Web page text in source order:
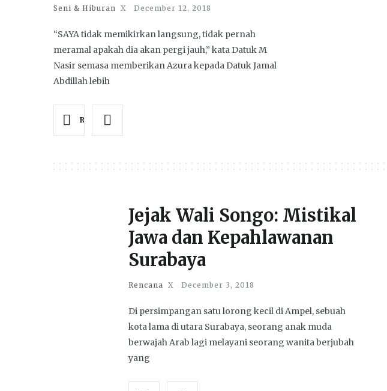
Seni & Hiburan X December 12, 2018
“SAYA tidak memikirkan langsung, tidak pernah
meramal apakah dia akan pergi jauh,” kata Datuk M
Nasir semasa memberikan Azura kepada Datuk Jamal
Abdillah lebih
Read more
Jejak Wali Songo: Mistikal
Jawa dan Kepahlawanan
Surabaya
Rencana X December 3, 2018
Di persimpangan satu lorong kecil di Ampel, sebuah
kota lama di utara Surabaya, seorang anak muda
berwajah Arab lagi melayani seorang wanita berjubah
yang